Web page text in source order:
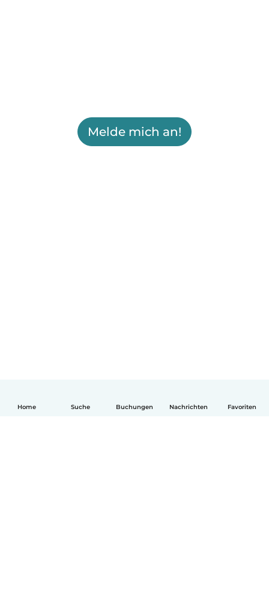
Home Suche Buchungen Nachrichten Favoriten
Melde mich an!